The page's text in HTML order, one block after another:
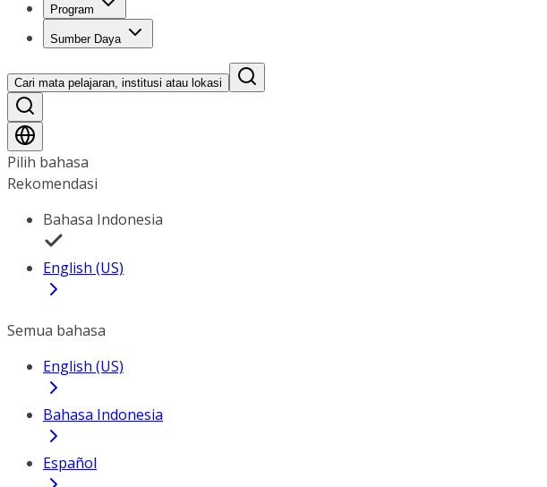
Program
Sumber Daya
Cari mata pelajaran, institusi atau lokasi
Pilih bahasa
Rekomendasi
Bahasa Indonesia
English (US)
Semua bahasa
English (US)
Bahasa Indonesia
Español